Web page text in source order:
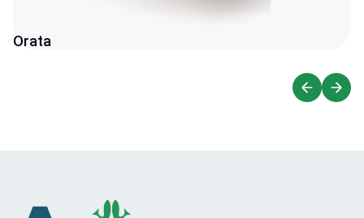
Orata